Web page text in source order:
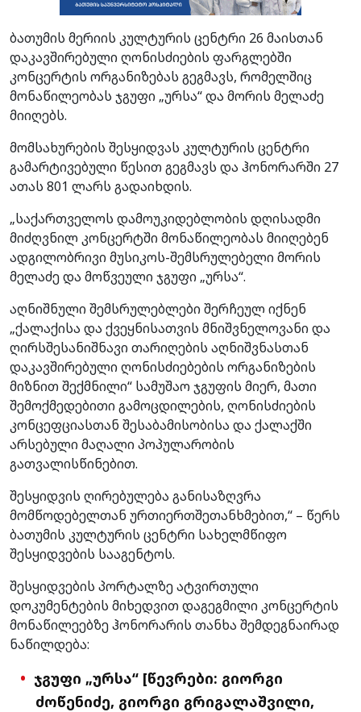
ბათუმის მერიის კულტურის ცენტრი 26 მაისთან
დაკავშირებული ღონისძიების ფარგლებში
კონცერტის ორგანიზებას გეგმავს, რომელშიც
მონაწილეობას ჯგუფი „ურსა“ და მორის მელაძე
მიიღებს.
მომსახურების შესყიდვას კულტურის ცენტრი
გამარტივებული წესით გეგმავს და ჰონორარში 27
ათას 801 ლარს გადაიხდის.
„საქართველოს დამოუკიდებლობის დღისადმი
მიძღვნილ კონცერტში მონაწილეობას მიიღებენ
ადგილობრივი მუსიკოს-შემსრულებელი მორის
მელაძე და მოწვეული ჯგუფი „ურსა“.
აღნიშნული შემსრულებლები შერჩეულ იქნენ
„ქალაქისა და ქვეყნისათვის მნიშვნელოვანი და
ღირსშესანიშნავი თარიღების აღნიშვნასთან
დაკავშირებული ღონისძიებების ორგანიზების
მიზნით შექმნილი“ სამუშაო ჯგუფის მიერ, მათი
შემოქმედებითი გამოცდილების, ღონისძიების
კონცეფციასთან შესაბამისობისა და ქალაქში
არსებული მაღალი პოპულარობის
გათვალისწინებით.
შესყიდვის ღირებულება განისაზღვრა
მომწოდებელთან ურთიერთშეთანხმებით,“ – წერს
ბათუმის კულტურის ცენტრი სახელმწიფო
შესყიდვების სააგენტოს.
შესყიდვების პორტალზე ატვირთული
დოკუმენტების მიხედვით დაგეგმილი კონცერტის
მონაწილეებზე ჰონორარის თანხა შემდეგნაირად
ნაწილდება:
ჯგუფი „ურსა“ [წევრები: გიორგი
ძოწენიძე, გიორგი გრიგალაშვილი,